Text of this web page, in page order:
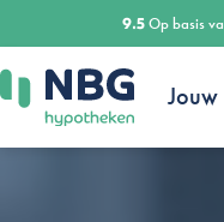
naar
de
inhoud
9.5Op basis
Jouw